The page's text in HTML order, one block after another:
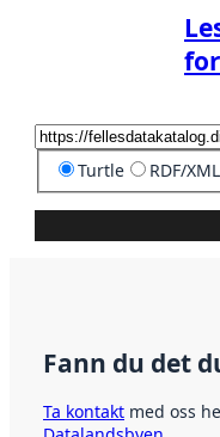
Turtle RDF/XML
Fann du det
Ta kontakt med oss